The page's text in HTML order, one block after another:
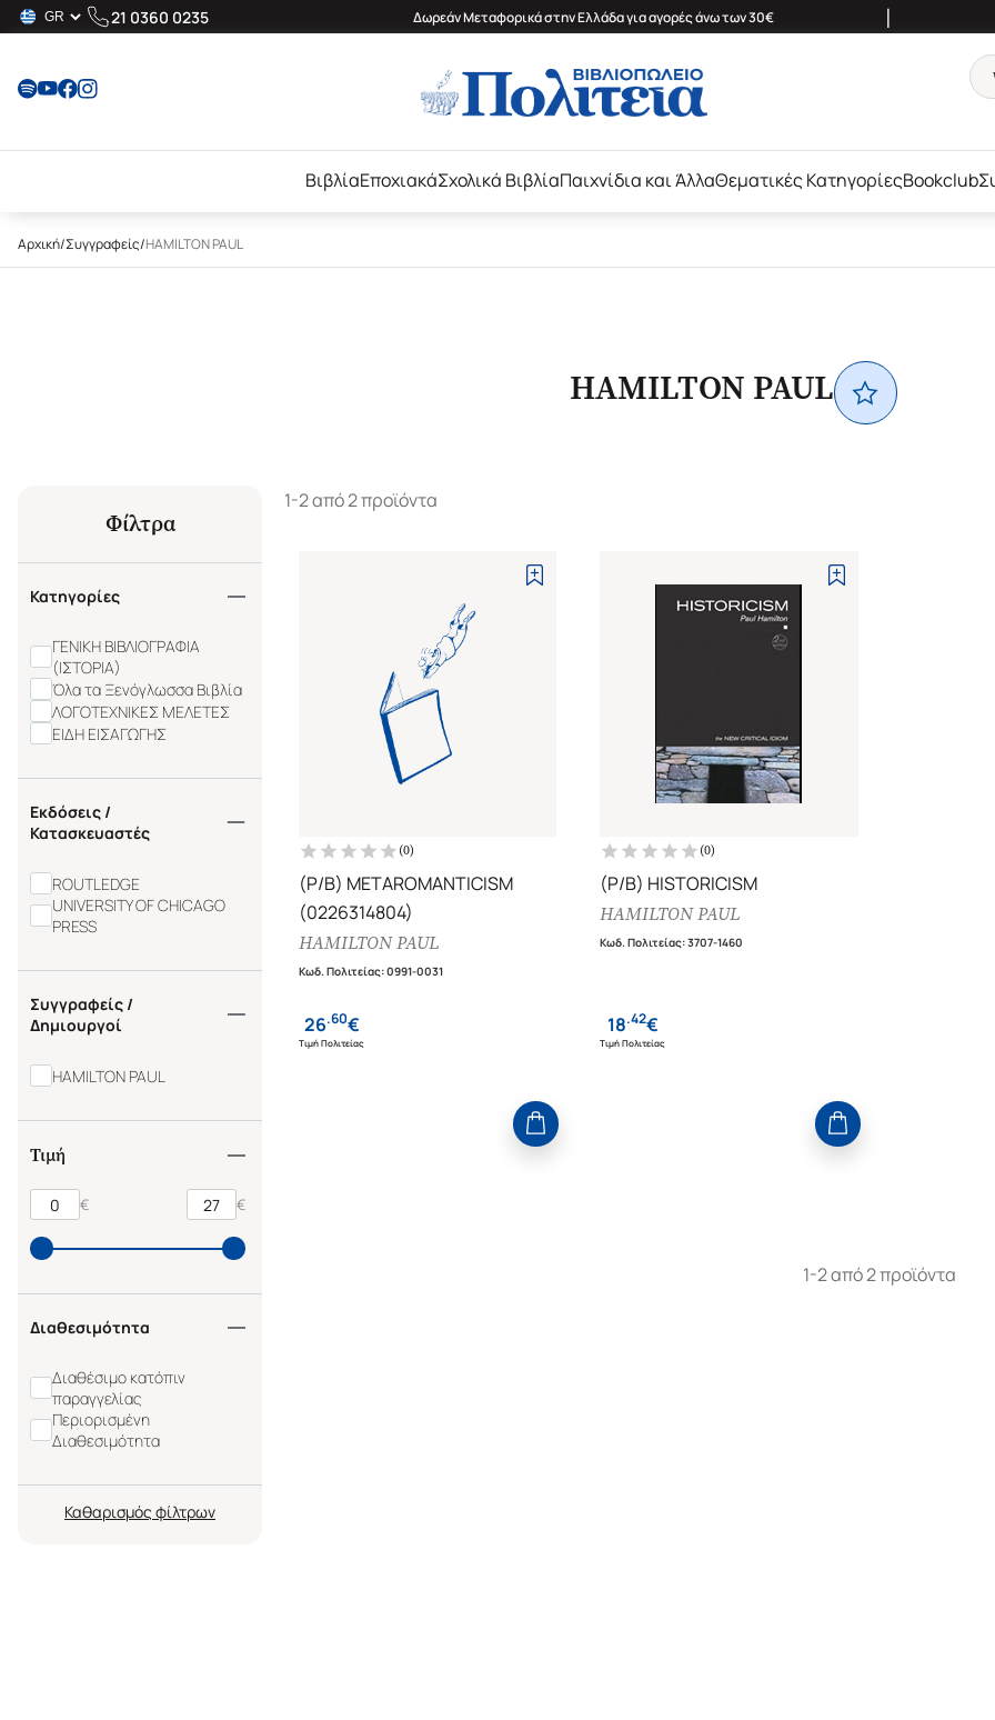
21 0360 0235 Δωρεάν Μεταφορικά στην Ελλάδα για αγορές άνω των 30€ |
ΒιβλίαΕποχιακάΣχολικά ΒιβλίαΠαιχνίδια και ΆλλαΘεματικές ΚατηγορίεςBookclub
Αρχική/Συγγραφείς/HAMILTON PAUL
HAMILTON PAUL
Φίλτρα
Κατηγορίες
ΓΕΝΙΚΗ ΒΙΒΛΙΟΓΡΑΦΙΑ
(ΙΣΤΟΡΙΑ)
Όλα τα Ξενόγλωσσα Βιβλία
ΛΟΓΟΤΕΧΝΙΚΕΣ ΜΕΛΕΤΕΣ
ΕΙΔΗ ΕΙΣΑΓΩΓΗΣ
Εκδόσεις /
Κατασκευαστές
ROUTLEDGE
UNIVERSITY OF CHICAGO
PRESS
Συγγραφείς /
Δημιουργοί
HAMILTON PAUL
Τιμή
€ €
Διαθεσιμότητα
Διαθέσιμο κατόπιν
παραγγελίας
Περιορισμένη
Διαθεσιμότητα
Καθαρισμός
1-2 από 2 προϊόντα
(0)
(P/B) METAROMANTICISM
(0226314804)
HAMILTON PAUL
Κωδ. Πολιτείας:0991-0031
26.60€
Τιμή Πολιτείας
(0)
(P/B) HISTORICISM
HAMILTON PAUL
Κωδ. Πολιτείας:3707-1460
18.42€
Τιμή Πολιτείας
1-2 από 2 προϊόντα